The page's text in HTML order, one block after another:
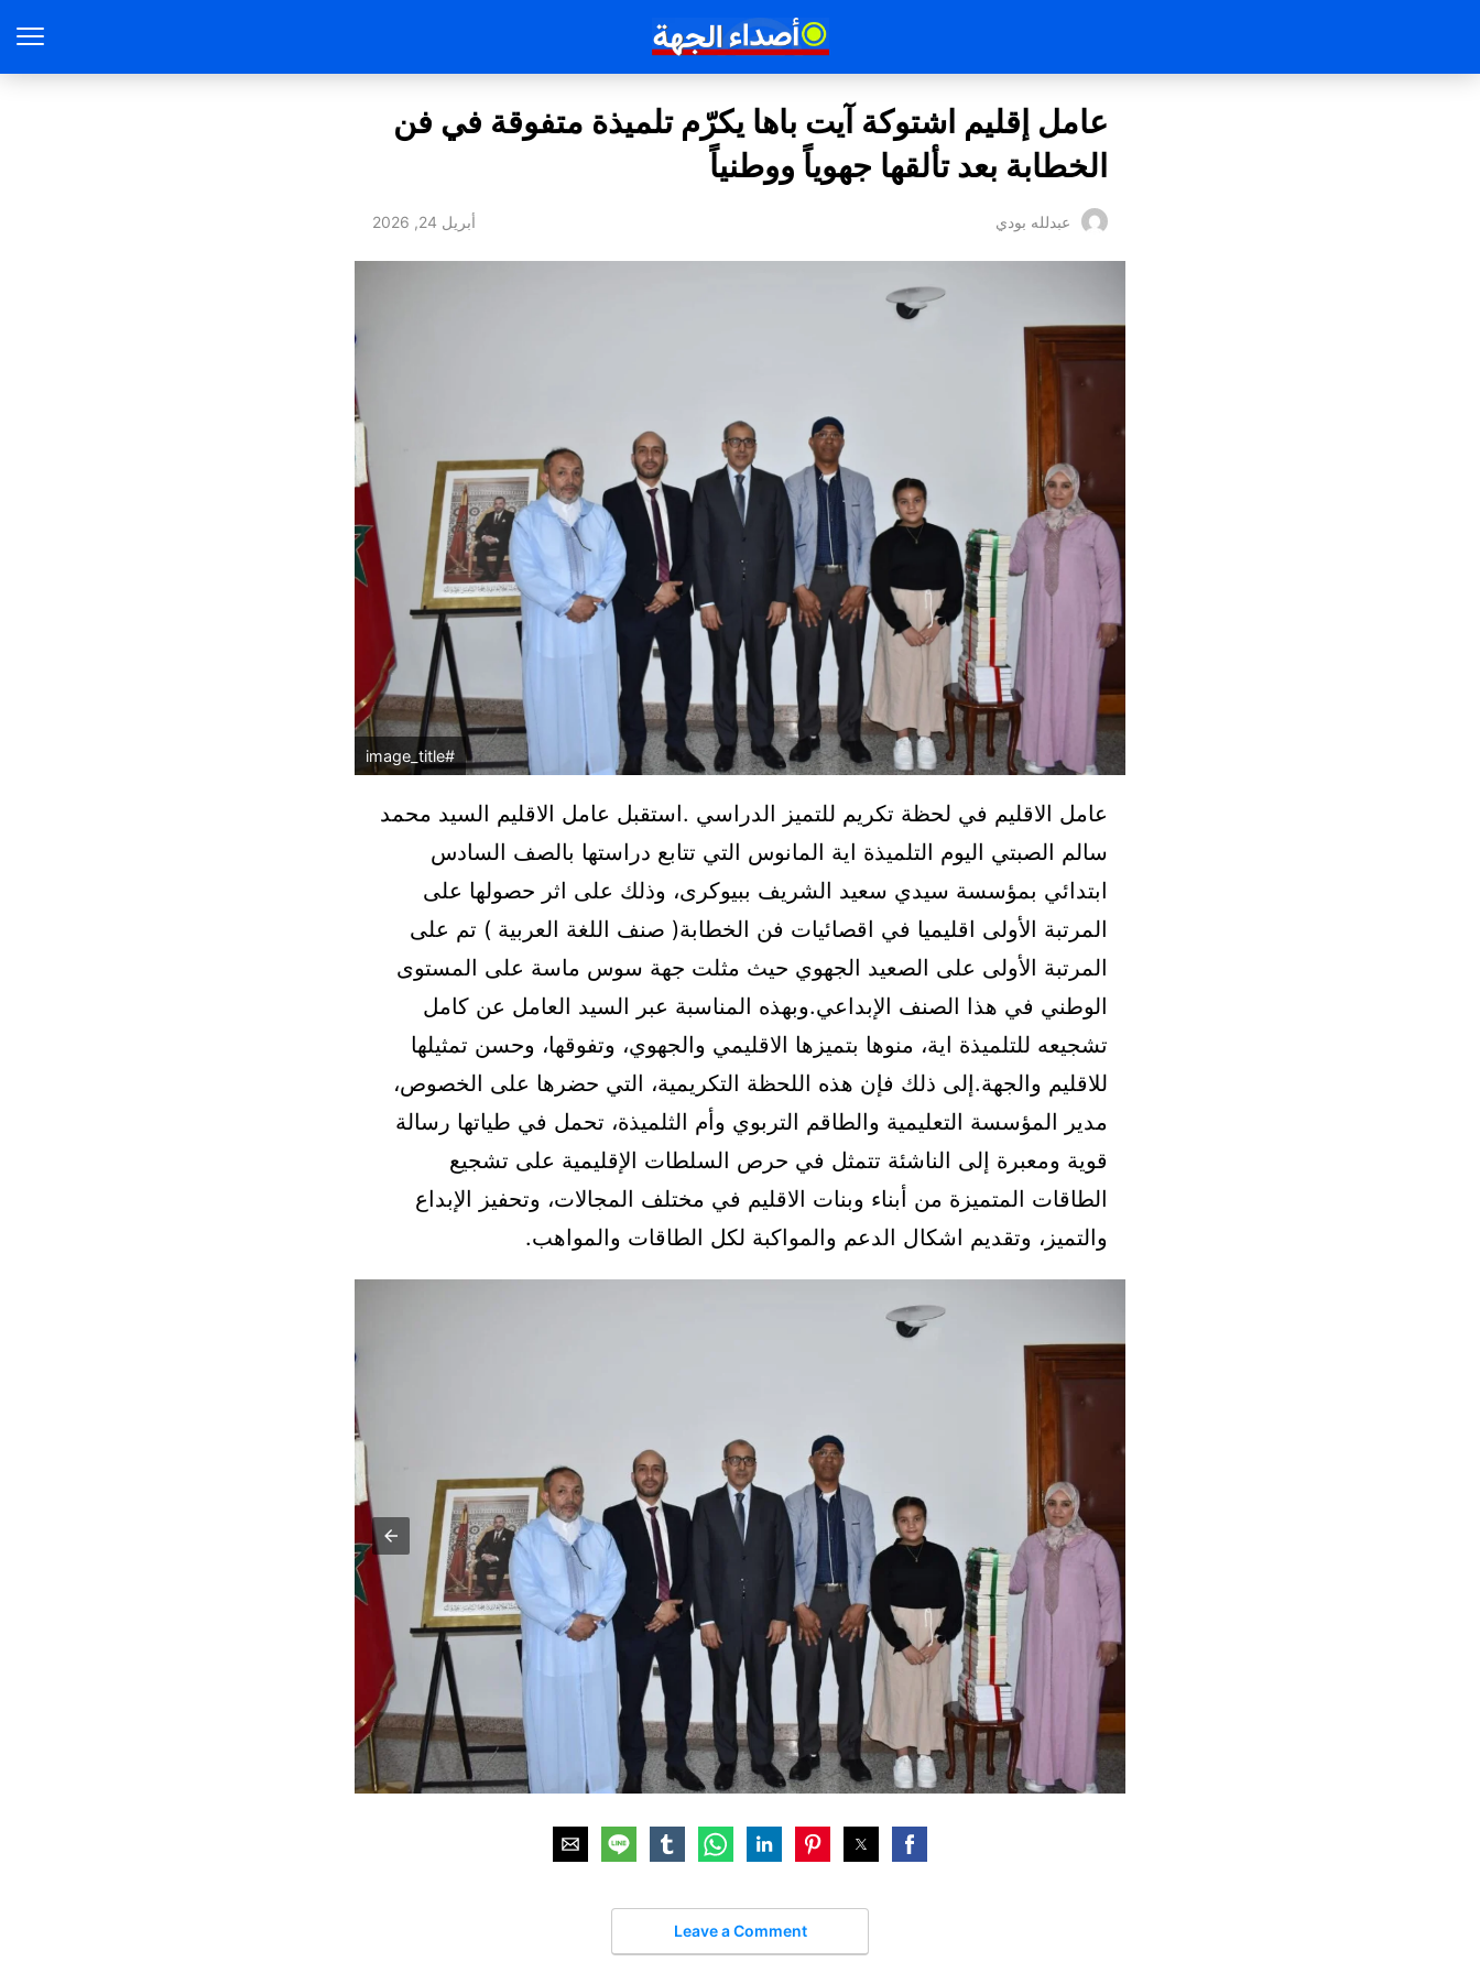
عامل إقليم اشتوكة آيت باها يكرّم تلميذة متفوقة في فن
الخطابة بعد تألقها جهوياً ووطنياً
عبدلله بودي أبريل 24, 2026
#image_title
عامل الاقليم في لحظة تكريم للتميز الدراسي .استقبل عامل الاقليم السيد محمد
سالم الصبتي اليوم التلميذة اية المانوس التي تتابع دراستها بالصف السادس
ابتدائي بمؤسسة سيدي سعيد الشريف ببيوكرى، وذلك على اثر حصولها على
المرتبة الأولى اقليميا في اقصائيات فن الخطابة( صنف اللغة العربية ) تم على
المرتبة الأولى على الصعيد الجهوي حيث مثلت جهة سوس ماسة على المستوى
الوطني في هذا الصنف الإبداعي.وبهذه المناسبة عبر السيد العامل عن كامل
تشجيعه للتلميذة اية، منوها بتميزها الاقليمي والجهوي، وتفوقها، وحسن تمثيلها
للاقليم والجهة.إلى ذلك فإن هذه اللحظة التكريمية، التي حضرها على الخصوص،
مدير المؤسسة التعليمية والطاقم التربوي وأم الثلميذة، تحمل في طياتها رسالة
قوية ومعبرة إلى الناشئة تتمثل في حرص السلطات الإقليمية على تشجيع
الطاقات المتميزة من أبناء وبنات الاقليم في مختلف المجالات، وتحفيز الإبداع
والتميز، وتقديم اشكال الدعم والمواكبة لكل الطاقات والمواهب.
Leave a Comment